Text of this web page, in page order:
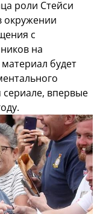
роли Стейси
окружении
с
на
будет
впервые